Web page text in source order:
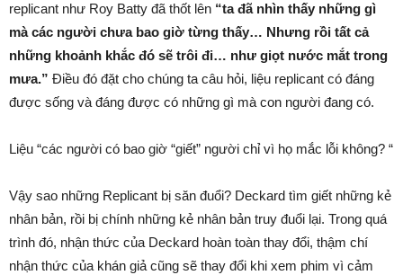
replicant như Roy Batty đã thốt lên “ta đã nhìn thấy những gì
mà các người chưa bao giờ từng thấy… Nhưng rồi tất cả
những khoảnh khắc đó sẽ trôi đi… như giọt nước mắt trong
mưa.” Điều đó đặt cho chúng ta câu hỏi, liệu replicant có đáng
được sống và đáng được có những gì mà con người đang có.
Liệu “các người có bao giờ “giết” người chỉ vì họ mắc lỗi không? “
Vậy sao những Replicant bị săn đuổi? Deckard tìm giết những kẻ
nhân bản, rồi bị chính những kẻ nhân bản truy đuổi lại. Trong quá
trình đó, nhận thức của Deckard hoàn toàn thay đổi, thậm chí
nhận thức của khán giả cũng sẽ thay đổi khi xem phim vì cảm